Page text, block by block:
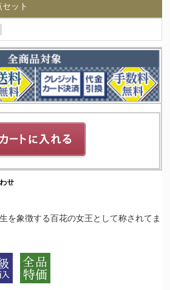
ット
を象徴する百花の女王として称されてま